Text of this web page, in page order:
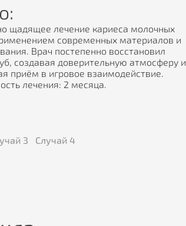
3 Случай 4
щадящее лечение кариеса молочных
современных материалов и
Врач постепенно восстановил
создавая доверительную атмосферу и
приём в игровое взаимодействие.
лечения: 2 месяца.